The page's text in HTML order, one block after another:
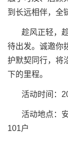
到长远相伴，全
趁风正轻，趁
待出发。诚邀你
护默契同行，将
下的里程。
活动时间：
活动地点：安
101户